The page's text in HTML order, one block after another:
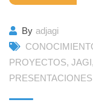
By adjagi
PROYECTOS, JAGI,
PRESENTACIONES